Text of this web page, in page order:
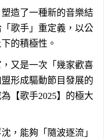
造了一種新的音樂結
歌手」重定義，以公
的積極性。
又是一次「幾家歡喜
形成驅動節目發展的
【歌手2025】的極大
，能夠「隨波逐流」